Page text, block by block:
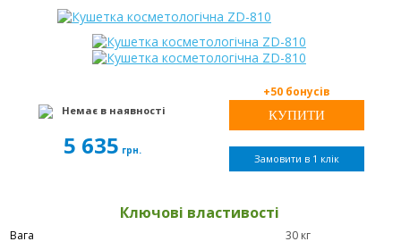
Немає в наявності
5 635 грн.
+50 бонусів
Замовити в 1 клік
Ключові властивості
Вага
30 кг